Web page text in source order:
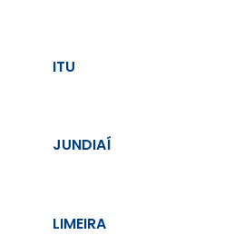
ITU
JUNDIAÍ
LIMEIRA